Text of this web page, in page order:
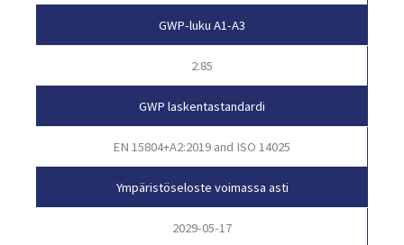
GWP-luku A1-A3
2.85
GWP laskentastandardi
EN 15804+A2:2019 and ISO 14025
Ympäristöseloste voimassa asti
2029-05-17